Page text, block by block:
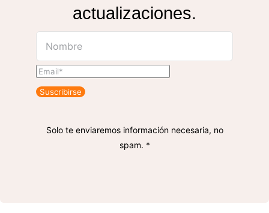
actualizaciones.
Suscribirse
Solo te enviaremos información necesaria, no
spam. *